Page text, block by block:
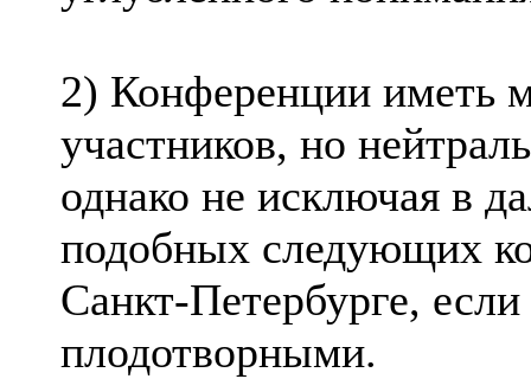
2) Конференции иметь
участников, но
однако не исключая в
подобных следующих
Санкт-Петербурге,
плодотворными.